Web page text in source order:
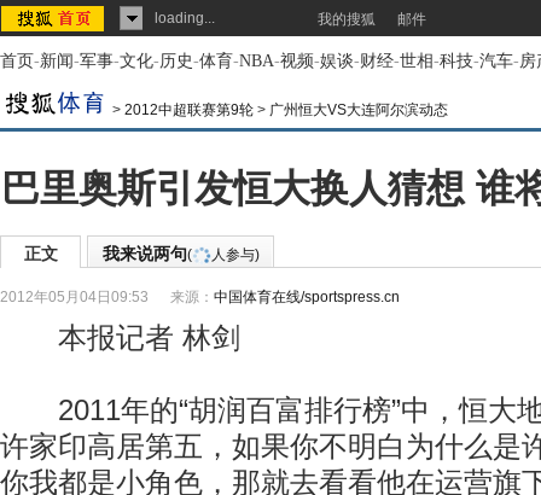
loading... 我的搜狐 邮件
首页-新闻-军事-文化-历史-体育-NBA-视频-娱谈-财经-世相-科技-汽车-房
> 2012中超联赛第9轮 > 广州恒大VS大连阿尔滨动态
巴里奥斯引发恒大换人猜想 谁
正文 我来说两句( 人参与)
2012年05月04日09:53 来源： 中国体育在线/sportspress.cn
本报记者 林剑
2011年的“胡润百富排行榜”中，恒大
许家印高居第五，如果你不明白为什么是
你我都是小角色，那就去看看他在运营旗